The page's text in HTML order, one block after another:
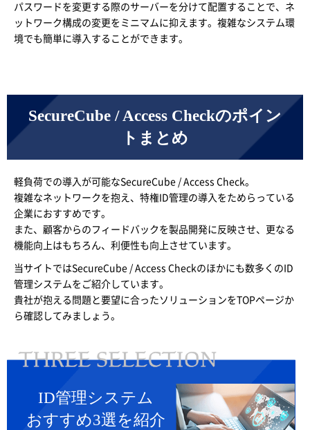
パスワードを変更する際のサーバーを分けて配置することで、ネ
ットワーク構成の変更をミニマムに抑えます。複雑なシステム環
境でも簡単に導入することができます。
SecureCube / Access Checkのポイン
トまとめ
軽負荷での導入が可能なSecureCube / Access Check。
複雑なネットワークを抱え、特権ID管理の導入をためらっている
企業におすすめです。
また、顧客からのフィードバックを製品開発に反映させ、更なる
機能向上はもちろん、利便性も向上させています。
当サイトではSecureCube / Access Checkのほかにも数多くのID
管理システムをご紹介しています。
貴社が抱える問題と要望に合ったソリューションをTOPページか
ら確認してみましょう。
ID管理システム
おすすめ3選を紹介